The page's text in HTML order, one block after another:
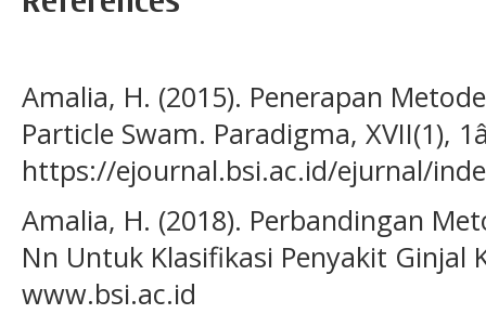
Amalia, H. (2015). Penerapan
Particle Swam. Paradigma, XVII(1),
https://ejournal.bsi.ac.id/ejurnal/
Amalia, H. (2018). Perbandingan
Nn Untuk Klasifikasi Penyakit Ginjal
www.bsi.ac.id